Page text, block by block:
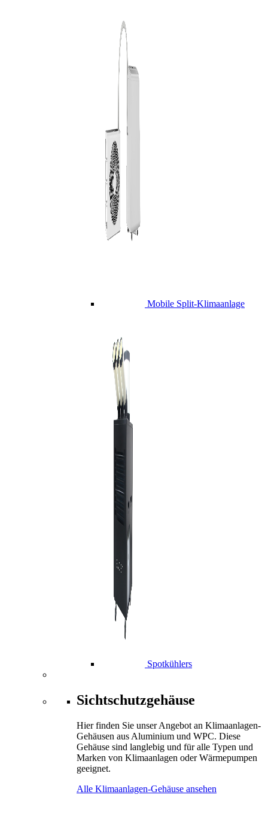
Mobile Split-Klimaanlage
Spotkühlers
Sichtschutzgehäuse
Hier finden Sie unser Angebot an Klimaanlagen-
Gehäusen aus Aluminium und WPC. Diese
Gehäuse sind langlebig und für alle Typen und
Marken von Klimaanlagen oder Wärmepumpen
geeignet.
Alle Klimaanlagen-Gehäuse ansehen